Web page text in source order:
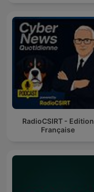
RadioCSIRT - Edition
Française